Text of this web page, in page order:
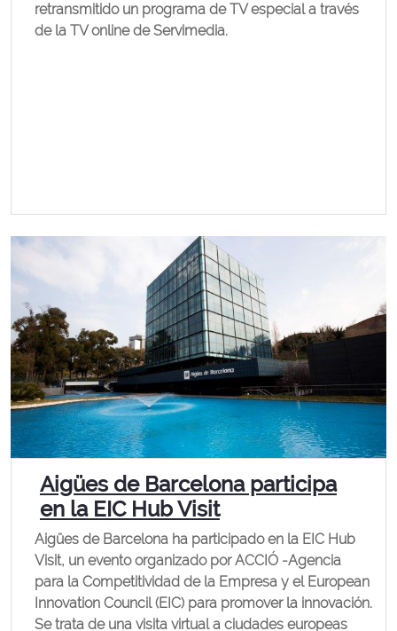
retransmitido un programa de TV especial a través
de la TV online de Servimedia.
Aigües de Barcelona participa
en la EIC Hub Visit
Aigües de Barcelona ha participado en la EIC Hub
Visit, un evento organizado por ACCIÓ -Agencia
para la Competitividad de la Empresa y el European
Innovation Council (EIC) para promover la innovación.
Se trata de una visita virtual a ciudades europeas